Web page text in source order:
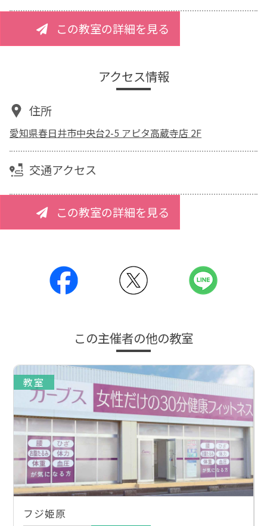
この教室の詳細を見る
アクセス情報
住所
愛知県春日井市中央台2-5 アピタ高蔵寺店 2F
交通アクセス
この教室の詳細を見る
この主催者の他の教室
教室
フジ姫原